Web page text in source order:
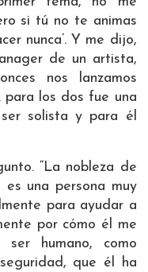
si tú no te animas
nunca’. Y me dijo,
de un artista,
nos lanzamos
para los dos fue una
ser solista y para él
“La nobleza de
es una persona muy
para ayudar a
por cómo él me
humano, como
que él ha